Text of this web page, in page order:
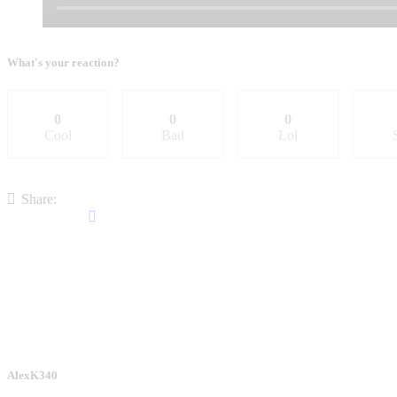
What's your reaction?
0
Cool
0
Bad
0
Lol
Share:
AlexK340